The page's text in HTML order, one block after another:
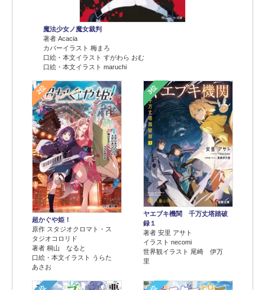
魔法少女ノ魔女裁判
著者 Acacia
カバーイラスト 梅まろ
口絵・本文イラスト すがわら おむ
口絵・本文イラスト maruchi
2位
超かぐや姫！
原作 スタジオクロマト・ス
タジオコロリド
著者 桐山 なると
口絵・本文イラスト うらた
あさお
3位
ヤエブキ機関 千万丈塔踏破
録１
著者 安里 アサト
イラスト necomi
世界観イラスト 尾崎 伊万
里